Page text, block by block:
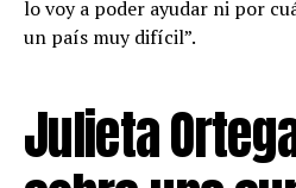
lo voy a poder ayudar ni por
un país muy difícil”.
Julieta